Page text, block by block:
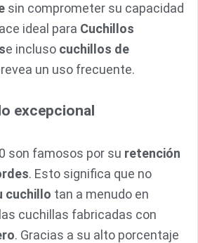
sin comprometer su capacidad
ideal para Cuchillos
e incluso cuchillos de
un uso frecuente.
excepcional
son famosos por su retención
. Esto significa que no
cuchillo tan a menudo en
cuchillas fabricadas con
. Gracias a su alto porcentaje